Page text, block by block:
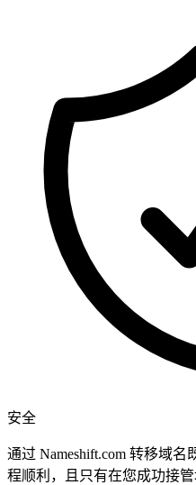
安全
通过 Nameshift.com 转移域
程顺利，且只有在您成功接